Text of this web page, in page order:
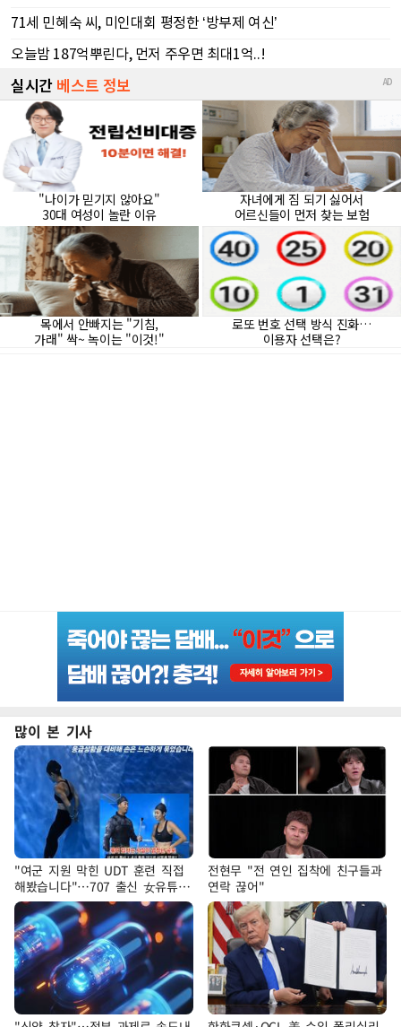
많이 본 기사
"여군 지원 막힌 UDT 훈련 직접
해봤습니다"…707 출신 女유튜버
'완벽 소화'
전현무 "전 연인 집착에 친구들과
연락 끊어"